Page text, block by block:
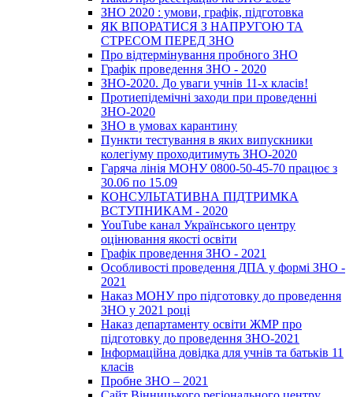
ЗНО 2020 : умови, графік, підготовка
ЯК ВПОРАТИСЯ З НАПРУГОЮ ТА
СТРЕСОМ ПЕРЕД ЗНО
Про відтермінування пробного ЗНО
Графік проведення ЗНО - 2020
ЗНО-2020. До уваги учнів 11-х класів!
Протиепідемічні заходи при проведенні
ЗНО-2020
ЗНО в умовах карантину
Пункти тестування в яких випускники
колегіуму проходитимуть ЗНО-2020
Гаряча лінія МОНУ 0800-50-45-70 працює з
30.06 по 15.09
КОНСУЛЬТАТИВНА ПІДТРИМКА
ВСТУПНИКАМ - 2020
YouTube канал Українського центру
оцінювання якості освіти
Графік проведення ЗНО - 2021
Особливості проведення ДПА у формі ЗНО -
2021
Наказ МОНУ про підготовку до проведення
ЗНО у 2021 році
Наказ департаменту освіти ЖМР про
підготовку до проведення ЗНО-2021
Інформаційна довідка для учнів та батьків 11
класів
Пробне ЗНО – 2021